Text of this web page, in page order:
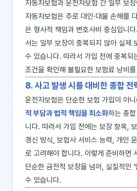
자동차보험과 운전자보험 간 일부 보
자동차보험은 주로 대인·대물 손해를
은 형사적 책임과 변호사비 중심입니
서는 일부 보장이 중복되지 않아 실제
수 있습니다. 따라서 가입 전에 중복되
조건을 확인해 불필요한 보험료 낭비
8. 사고 발생 시를 대비한 종합 전
운전자보험은 단순한 보험 가입이 아
적 부담과 법적 책임을 최소화하는 종
니다. 따라서 가입 전에는 보장 항목,
갱신 방식, 보험사 서비스 능력, 개인
로 고려해야 합니다. 이렇게 준비하면
단순한 금전적 보장을 넘어, 실질적인 ‘
수 있습니다.